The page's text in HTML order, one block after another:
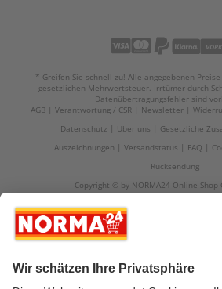
* Greifen Sie schnell zu! Alle angegebenen
gesetzlichen Mehrwertsteuer. Irrtümer durch
Datenübertragungsfehler sind
AGB
Verantwortung / CSR Newsletter
Datenschutz
Über uns
Gesetzliche
Auszeichnungen
Versandstatus FAQ
Rücksendung
Copyright © by NORMA24 Online-Shop